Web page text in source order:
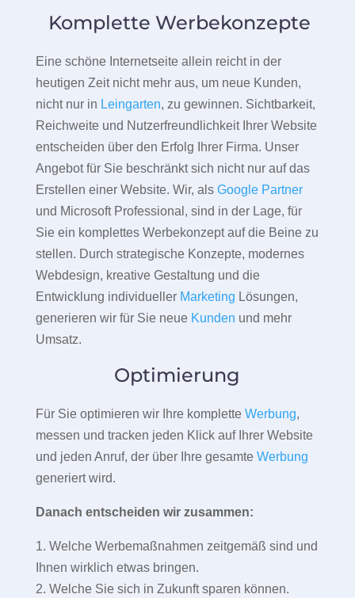
Komplette Werbekonzepte
Eine schöne Internetseite allein reicht in der
heutigen Zeit nicht mehr aus, um neue Kunden,
nicht nur in Leingarten, zu gewinnen. Sichtbarkeit,
Reichweite und Nutzerfreundlichkeit Ihrer Website
entscheiden über den Erfolg Ihrer Firma. Unser
Angebot für Sie beschränkt sich nicht nur auf das
Erstellen einer Website. Wir, als Google Partner
und Microsoft Professional, sind in der Lage, für
Sie ein komplettes Werbekonzept auf die Beine zu
stellen. Durch strategische Konzepte, modernes
Webdesign, kreative Gestaltung und die
Entwicklung individueller Marketing Lösungen,
generieren wir für Sie neue Kunden und mehr
Umsatz.
Optimierung
Für Sie optimieren wir Ihre komplette Werbung,
messen und tracken jeden Klick auf Ihrer Website
und jeden Anruf, der über Ihre gesamte Werbung
generiert wird.
Danach entscheiden wir zusammen:
1. Welche Werbemaßnahmen zeitgemäß sind und
Ihnen wirklich etwas bringen.
2. Welche Sie sich in Zukunft sparen können.